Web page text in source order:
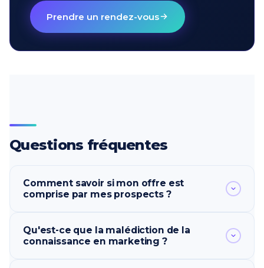
Prendre un rendez-vous
Questions fréquentes
Comment savoir si mon offre est
comprise par mes prospects ?
votre page pendant cinq secondes à quelqu'un
d'extérieur à votre métier, retirez-la, puis
Qu'est-ce que la malédiction de la
connaissance en marketing ?